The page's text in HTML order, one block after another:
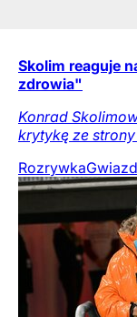
Skolim reaguje
zdrowia"
Konrad
krytykę ze
Rozrywka